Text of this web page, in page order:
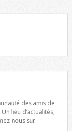
des amis de
lieu d’actualités,
nous sur